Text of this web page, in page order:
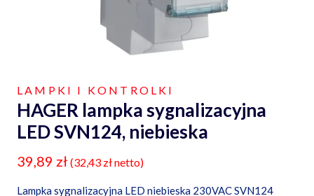
LAMPKI I KONTROLKI
HAGER lampka sygnalizacyjna
LED SVN124, niebieska
39,89 zł (32,43 złnetto)
Lampka sygnalizacyjna LED niebieska 230VAC SVN124